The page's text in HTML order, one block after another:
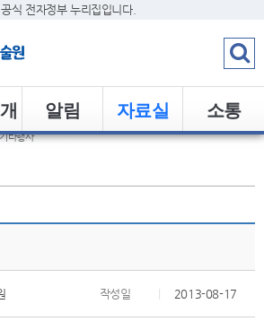
식 전자정부 누리집입니다.
소통
자료실
알림
기타행사
작성일 2013-08-17